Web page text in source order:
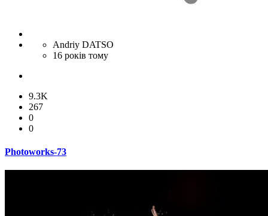
Andriy DATSO
16 років тому
9.3K
267
0
0
Photoworks-73